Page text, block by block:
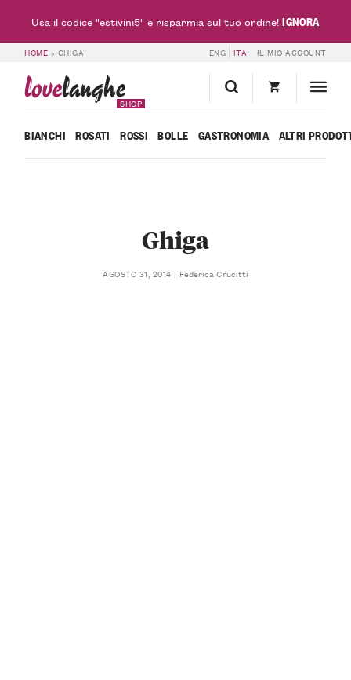
HOME » GHIGA ENG ITA IL MIO ACCOUNT
lovelanghe
SHOP
BIANCHI ROSATI ROSSI BOLLE GASTRONOMIA ALTRI
Ghiga
AGOSTO 31, 2014 Federica Crucitti
Usa il codice "estivini5" e risparmia sul tuo ordine!IGNORA